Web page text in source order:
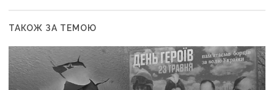
ТАКОЖ ЗА ТЕМОЮ